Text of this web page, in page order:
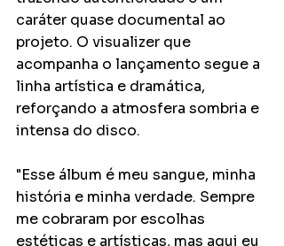
caráter quase documental ao
projeto. O visualizer que
acompanha o lançamento segue a
linha artística e dramática,
reforçando a atmosfera sombria e
intensa do disco.
"Esse álbum é meu sangue, minha
história e minha verdade. Sempre
me cobraram por escolhas
estéticas e artísticas, mas aqui eu